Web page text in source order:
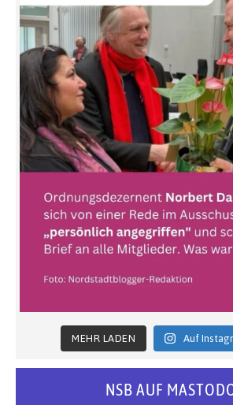
MEHR LADEN Auf
NSB AUF